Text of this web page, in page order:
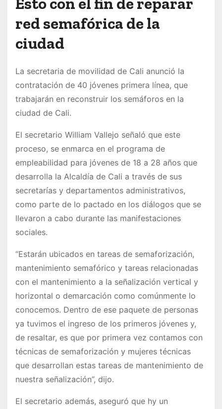
red semafórica de la
ciudad
La secretaria de movilidad de Cali anunció la
contratación de 40 jóvenes primera línea, que
trabajarán en reconstruir los semáforos en la
ciudad de Cali.
El secretario William Vallejo señaló que este
proceso, se enmarca en el programa de
empleabilidad para jóvenes de 18 a 28 años que
desarrolla la Alcaldía de Cali a través de sus
secretarías y departamentos administrativos,
como parte de lo pactado en los diálogos que se
llevaron a cabo durante las manifestaciones
sociales.
“Estarán ubicados en tareas de semaforización,
mantenimiento semafórico y tareas relacionadas
con el mantenimiento a la señalización vertical y
horizontal o demarcación como comúnmente lo
conocemos. Dentro de ese paquete de personas
ya tuvimos el ingreso de los primeros jóvenes y,
de resaltar, es que por primera vez contamos con
técnicas de semaforización y mujeres técnicas
que desarrollan estas tareas de mantenimiento de
nuestra señalización”, dijo.
El secretario además, aseguró que hy un